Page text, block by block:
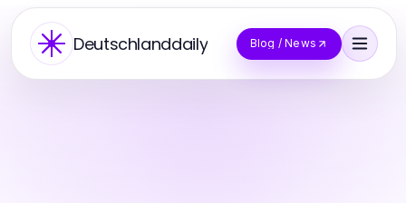
Deutschlanddaily Blog / News